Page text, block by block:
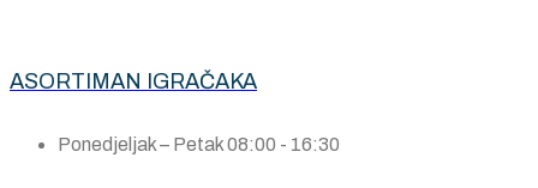
ASORTIMAN IGRAČAKA
Ponedjeljak – Petak08:00 - 16:30